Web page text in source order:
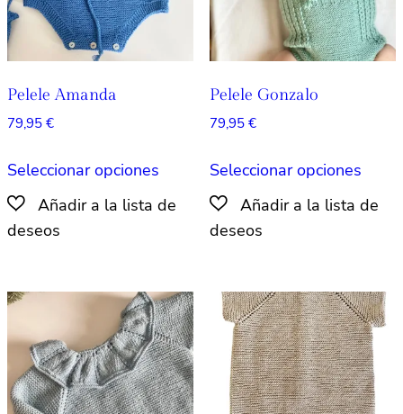
la
de
producto
la
de
Pelele Amanda
79,95€
Seleccionar opciones producto
tiene
múltiples
opciones
se
pueden
elegir
en
Pelele Gonzalo
79,95€
Seleccionar opciones
tiene
se
elegir
en